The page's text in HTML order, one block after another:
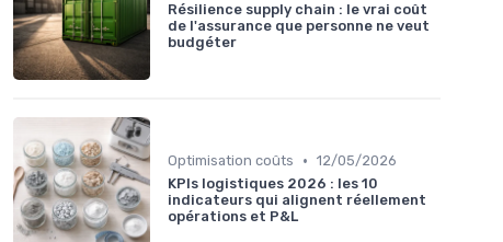
Résilience supply chain : le vrai coût
de l'assurance que personne ne veut
budgéter
Optimisation coûts • 12/05/2026
KPIs logistiques 2026 : les 10
indicateurs qui alignent réellement
opérations et P&L